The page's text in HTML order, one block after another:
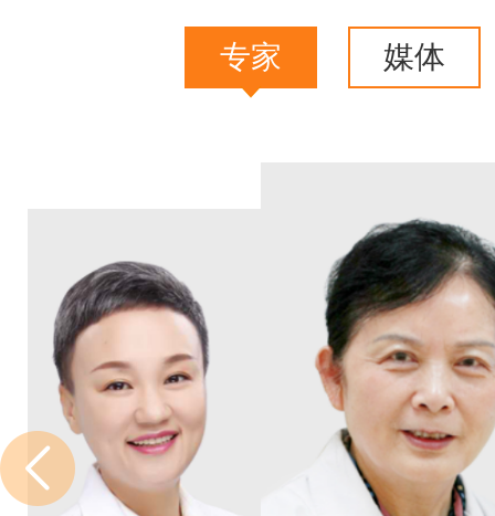
专家 媒体